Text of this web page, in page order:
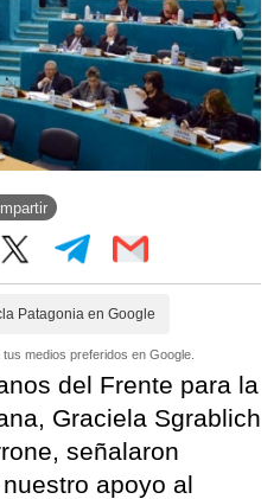
Patagonia en Google
medios preferidos en Google.
del Frente para la
Graciela Sgrablich
señalaron
apoyo al